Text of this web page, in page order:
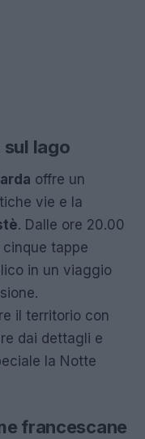
sul lago
offre un
vie e la
. Dalle ore 20.00
tappe
in un viaggio
il territorio con
dai dettagli e
la Notte
francescane